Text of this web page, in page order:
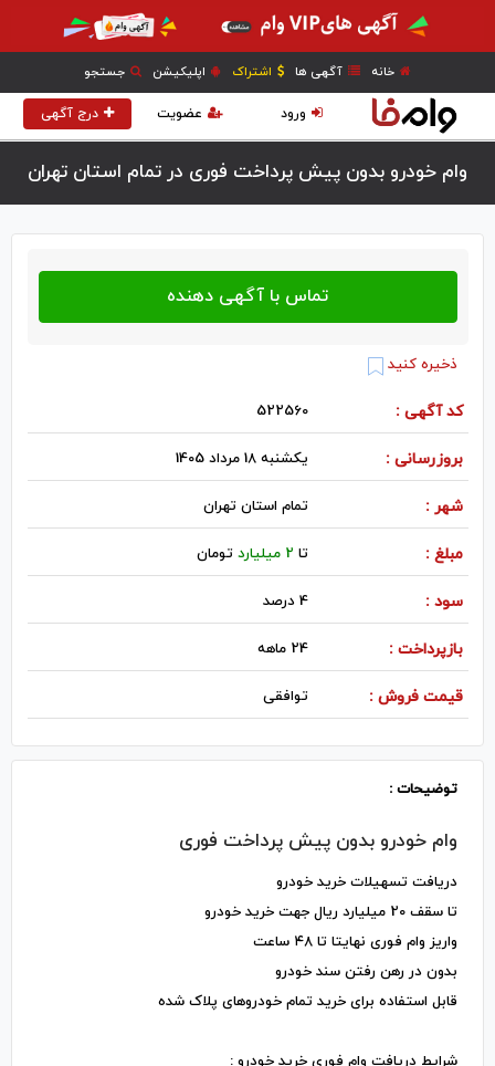
خانه آگهی ها اشتراک اپلیکیشن جستجو
درج آگهی عضویت ورود
وام خودرو بدون پیش پرداخت فوری در تمام استان تهران
ذخیره کنید
کد آگهی : 522560
بروزرسانی : یکشنبه 18 مرداد 1405
شهر : تمام استان تهران
مبلغ : تا 2 میلیارد تومان
سود : 4 درصد
بازپرداخت : 24 ماهه
قیمت فروش : توافقی
توضیحات :
وام خودرو بدون پیش پرداخت فوری
دریافت تسهیلات خرید خودرو
تا سقف 20 میلیارد ریال جهت خرید خودرو
واریز وام فوری نهایتا تا ۴۸ ساعت
بدون در رهن رفتن سند خودرو
قابل استفاده برای خرید تمام خودروهای پلاک شده
شرایط دریافت وام فوری خرید خودرو :